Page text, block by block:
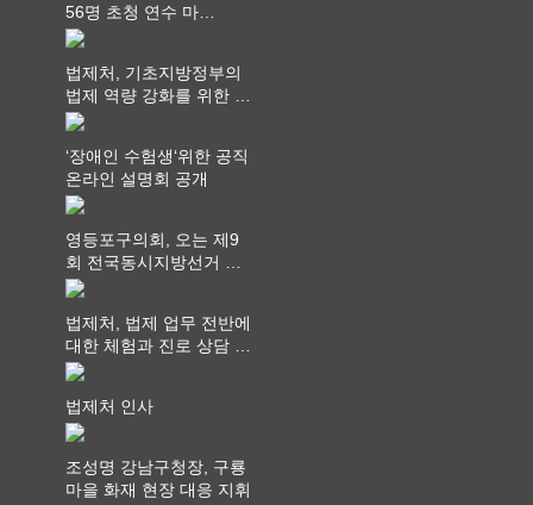
56명 초청 연수 마
쳐...“수업은 더 깊게, 교
법제처, 기초지방정부의
법제 역량 강화를 위한 전
라권 현장설명회 개최
‘장애인 수험생‘위한 공직
온라인 설명회 공개
영등포구의회, 오는 제9
회 전국동시지방선거 ‧
"공직사회는 어느 때보다
를 지켜야 할 것"
법제처, 법제 업무 전반에
대한 체험과 진로 상담 기
회 제공
법제처 인사
조성명 강남구청장, 구룡
마을 화재 현장 대응 지휘